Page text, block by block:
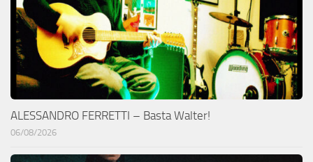
ALESSANDRO FERRETTI – Basta Walter!
06/08/2026